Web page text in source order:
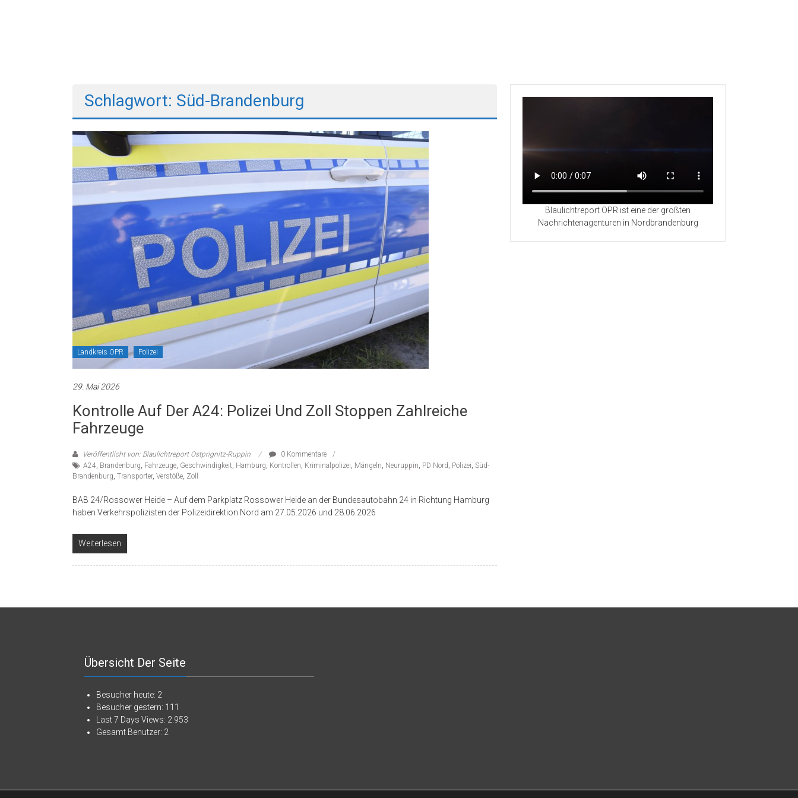
Schlagwort: Süd-Brandenburg
Landkreis OPR Polizei
29. Mai 2026
Kontrolle Auf Der A24: Polizei Und Zoll Stoppen Zahlreiche
Fahrzeuge
Veröffentlicht von: Blaulichtreport Ostprignitz-Ruppin
0 Kommentare
A24, Brandenburg, Fahrzeuge, Geschwindigkeit, Hamburg, Kontrollen, Kriminalpolizei, Mängeln, Neuruppin, PD Nord, Polizei, Süd-
Brandenburg, Transporter, Verstöße, Zoll
BAB 24/Rossower Heide – Auf dem Parkplatz Rossower Heide an der Bundesautobahn 24 in Richtung Hamburg
haben Verkehrspolizisten der Polizeidirektion Nord am 27.05.2026 und 28.06.2026
Weiterlesen
Blaulichtreport OPR ist eine der größten
Nachrichtenagenturen in Nordbrandenburg
Übersicht Der Seite
Besucher heute: 2
Besucher gestern: 111
Last 7 Days Views: 2.953
Gesamt Benutzer: 2